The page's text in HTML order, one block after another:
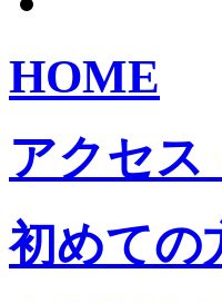
HOME
アクセス
初めての